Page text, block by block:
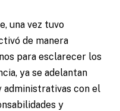
una vez tuvo
de manera
para esclarecer los
ya se adelantan
administrativas con el
y